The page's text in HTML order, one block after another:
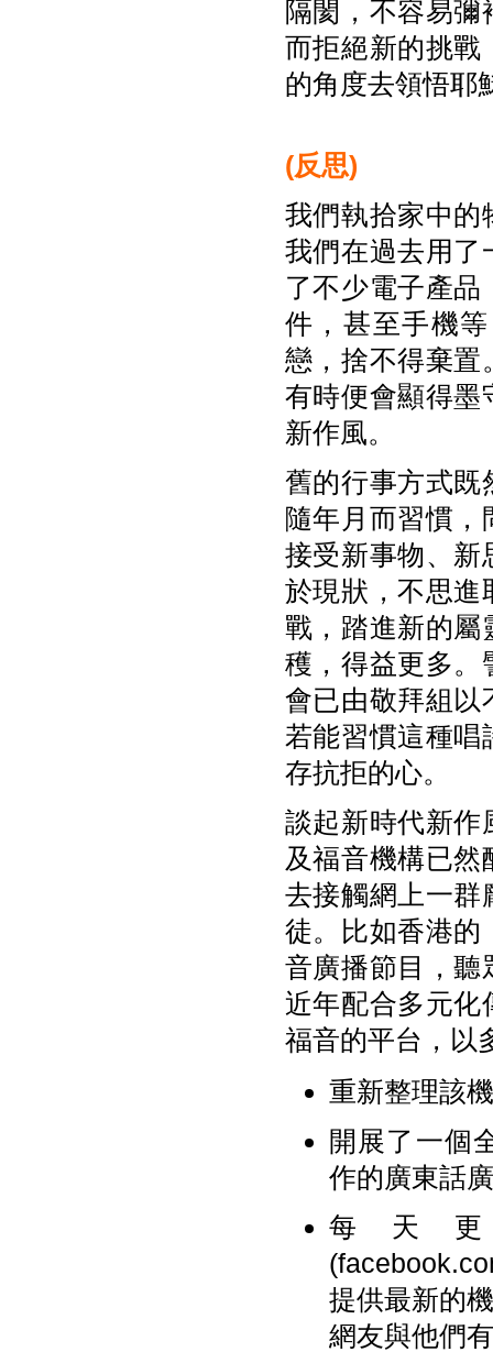
隔閡，不容易
而拒絕新的挑戰
的角度去領悟耶
(反思)
我們執拾家中的
我們在過去用了
了不少電子產
件，甚至手機
戀，捨不得棄置
有時便會顯得墨
新作風。
舊的行事方式既
隨年月而習慣
接受新事物、新
於現狀，不思進
戰，踏進新的屬
穫，得益更多。
會已由敬拜組以
若能習慣這種唱
存抗拒的心。
談起新時代新作
及福音機構已
去接觸網上一群
徒。比如香港的
音廣播節目，聽
近年配合多元化
福音的平台，以
重新整理該
開展了一個
作的廣東話
每天
提供最新的
網友與他們